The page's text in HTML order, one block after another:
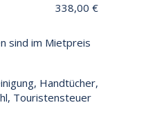
338,00 €
sind im Mietpreis
Handtücher,
Touristensteuer